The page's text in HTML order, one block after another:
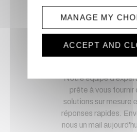
Service client
Optez pour la
d'esprit en confiant
demandes techniques
Notre équipe
prête à vous fournir
solutions sur mesure
réponses rapides.
nous un mail
MANAGE MY
ACCEPT AND